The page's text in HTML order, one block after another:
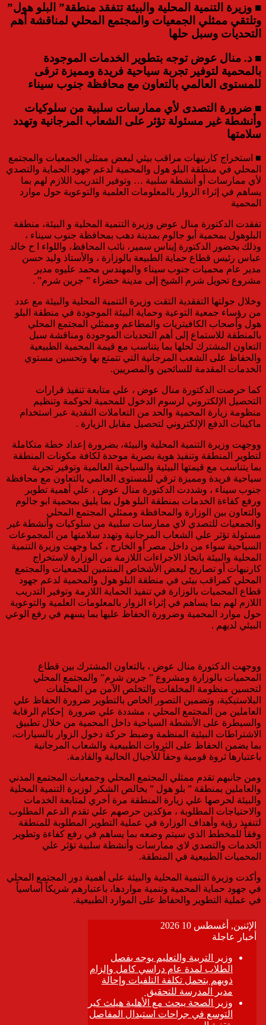
■ وزيرة التنمية المحلية والبيئة تتفقد منطقة” البلو هول”
وتلتقي ممثلي الجمعيات والمجتمع المحلي لمناقشة أهم
التحديات وسبل حلها
■ د. منال عوض توجه بتطوير الخدمات الموجودة
بالمحمية لتوفير تجربة سياحية فريدة ومميزة ترقى
للمستوى العالمي بالتعاون مع محافظة جنوب سيناء
■ ضرورة التصدى لأي ممارسات سلبية من سلوكيات
وأنشطة غير مسئولة تؤثر على الشعاب المرجانية وتهدد
سلامتها
■ استخراج كارنيهات مراقب بيئي لبعض ممثلي الجمعيات والمجتمع
المحلي في منطقة البلو هول والمحمية لدعم جهود الحماية والتصدي
لأي ممارسات أو أنشطة سلبية … وتوفير التدريب اللازم لهم بما
يساهم في إثراء الزوار بالمعلومات العلمية والتوعوية حول موارد
المحمية
تفقدت الدكتورة منال عوض وزيرة التنمية المحلية و البيئة، منطقة
البلوهول بمحمية أبو جالوم بمدينة دهب بمحافظة جنوب سيناء ،
وذلك بحضور الدكتورة إيناس سمير، نائب المحافظ، واللواء ا ح خالد
عباس رئيس قطاع حماية الطبيعة بالوزارة ، والأستاذ وليد حسن
مدير عام محميات جنوب سيناء والمهندس محمد عليوه مدير
مشروع تحويل شرم الشيخ إلى مدينة خضراء ” جرين شرم” .
وخلال جولتها التفقدية التقت وزيرة التنمية المحلية والبيئة مع عدد
من رؤساء جمعية التوعية وحماية البيئة الموجودة في منطقة البلو
هول وأصحاب الكافيتريات والمطاعم وممثلي المجتمع المحلي
بالمنطقة للاستماع إلى أهم التحديات الموجودة ومناقشة سبل
التعاون المشترك لحلها بما يتناسب مع قيمة المحمية الطبيعية
والحفاظ على الشعب المرجانية التي تتمتع بها وتحسين مستوي
الخدمات المقدمة للسائحين والمصريين.
كما حرصت الدكتورة منال عوض ، علي متابعة تنفيذ قرارات
التحصيل الإلكتروني لرسوم الدخول للمحمية لحوكمة وتنظيم
منظومة زيارة المحمية والحد من التعاملات النقدية عبر استخدام
ماكينات الدفع الإلكتروني لتحصيل مقابل الزيارة .
ووجهت وزيرة التنمية المحلية والبيئة، بضرورة إعداد خطة متكاملة
لتطوير المنطقة وتنفيذ هوية بصرية موحدة لكافة مكونات المنطقة
بما يتناسب مع قيمتها البيئية والسياحية العالمية وتوفير تجربة
سياحية فريدة ومميزة ترقي للمستوى العالمي بالتعاون مع محافظة
جنوب سيناء ، وشددت الدكتورة منال عوض ، علي أهمية تطوير
ورفع كفاءة الخدمات بمنطقة البلو هول بما يليق بمحمية ابو جالوم
والتعاون بين الوزارة والمحافظة وممثلي المجتمع المحلي
والجمعيات للتصدي لاي ممارسات سلبية من سلوكيات وأنشطة غير
مسئولة تؤثر علي الشعاب المرجانية وتهدد سلامتها من المجموعات
السياحية سواء من داخل مصر أو الخارج ، كما وجهت وزيرة التنمية
المحلية والبيئة باتخاذ الاجراءات اللازمة من الوزارة لاستخراج
كارنيهات أو تصاريح لبعض الأشخاص المنتمين للجمعيات والمجتمع
المحلي كمراقب بيئى في منطقة البلو هول والمحمية لدعم جهود
قطاع المحميات بالوزارة في تنفيذ الحماية اللازمة وتوفير التدريب
اللازم لهم بما يساهم في إثراء الزوار بالمعلومات العلمية والتوعوية
حول موارد المحمية وضرورة الحفاظ عليها بما يسهم في رفع الوعي
البيئي لديهم .
ووجهت الدكتورة منال عوض ، بالتعاون المشترك بين قطاع
المحميات بالوزارة ومشروع ” جرين شرم” والمجتمع المحلي
لتحسين منظومة المخلفات والتخلص الآمن من المخلفات
البلاستيكية، وتضمين التصور الخاص بالتطوير ضرورة الحفاظ علي
العاملين من المجتمع المحلي ، مشددة علي ضرورة إحكام الرقابة
والسيطرة على الأنشطة السياحية داخل المحمية من خلال تطبيق
الاشتراطات البيئية المنظمة وضبط حركة دخول الزوار بالسيارات،
بما يضمن الحفاظ على الثروات الطبيعية والشعاب المرجانية
باعتبارها ثروة قومية وحقاً للأجيال الحالية والقادمة.
ومن جانبهم تقدم ممثلي المجتمع المحلي وجمعيات المجتمع المدني
والعاملين بمنطقة ” بلو هول ” بخالص الشكر لوزيرة التنمية المحلية
والبيئة لحرصها علي زيارة المنطقة مرة أخري لمتابعة الخدمات
والاحتياجات المطلوبة ، مؤكدين حرصهم علي تقدم الدعم المطلوب
لتنفيذ رؤية وأهداف الوزارة في عملية التطوير المطلوبة للمنطقة
وفقاً للمخطط الذي سيتم وضعه بما يساهم في رفع كفاءة وتطوير
الخدمات والتصدي لاي ممارسات وأنشطة سلبية تؤثر علي
المحميات الطبيعية في المنطقة.
وأكدت وزيرة التنمية المحلية والبيئة على أهمية دور المجتمع المحلي
في جهود حماية المحمية وتنمية مواردها، باعتبارهم شريكاً أساسياً
في عملية التطوير والحفاظ على الموارد الطبيعية.